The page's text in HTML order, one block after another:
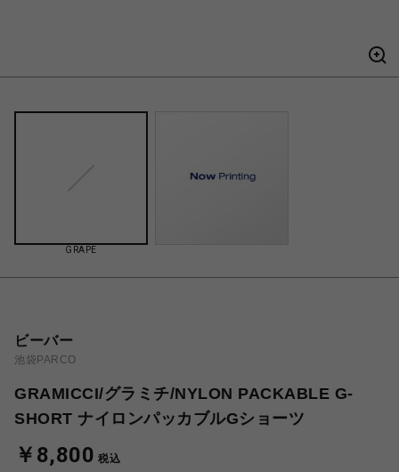
GRAPE
ビーバー
池袋PARCO
GRAMICCI/グラミチ/NYLON PACKABLE G-
SHORT ナイロンパッカブルGショーツ
￥8,800 税込